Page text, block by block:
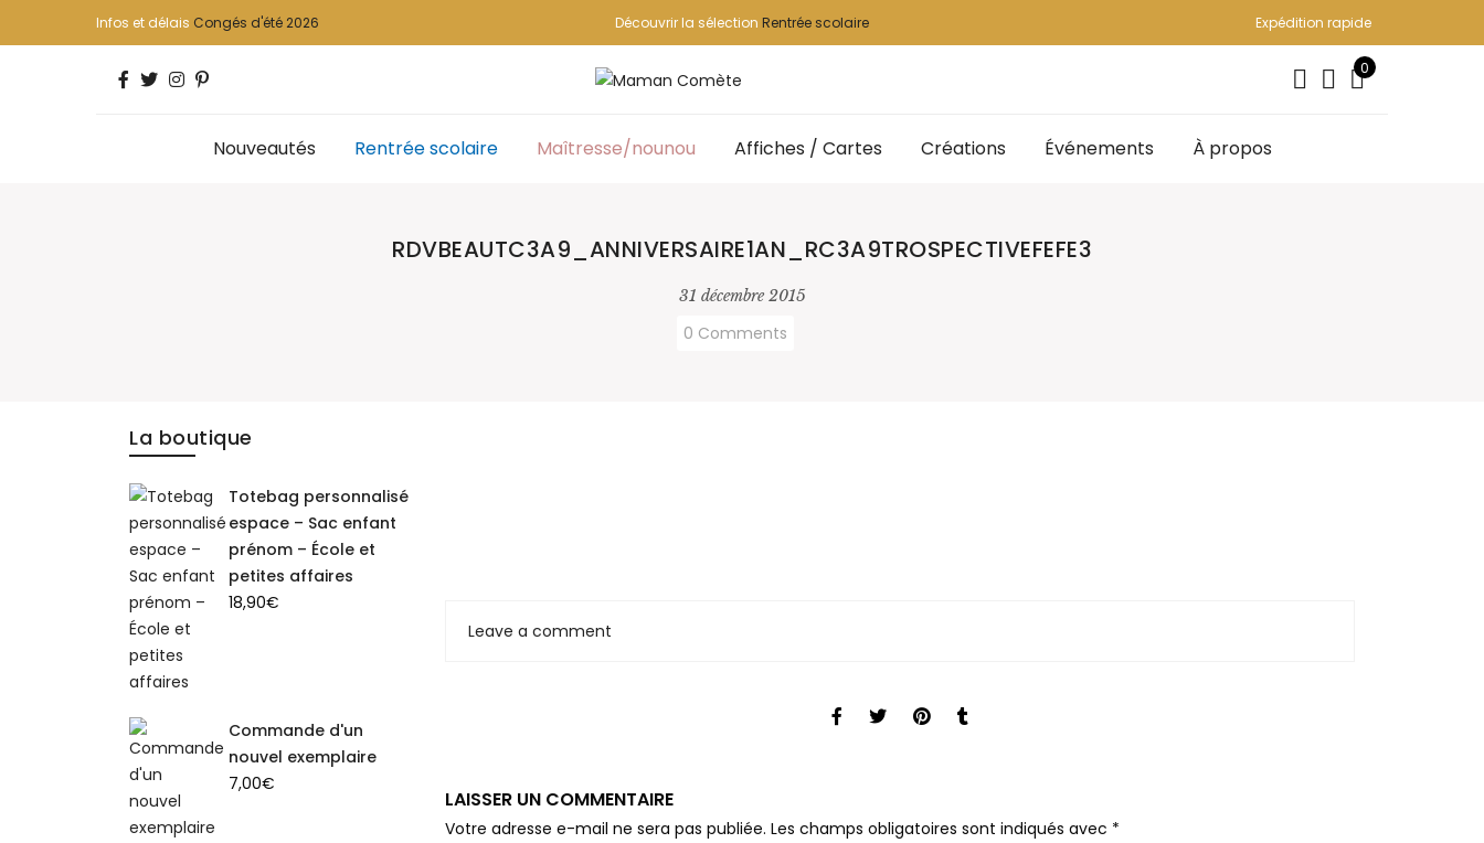
Infos et délais Congés d'été 2026 Découvrir la sélection Rentrée scolaire Expédition rapide
0
Nouveautés Rentrée scolaire Maîtresse/nounou Affiches / Cartes Créations Événements À propos
RDVBEAUTC3A9_ANNIVERSAIRE1AN_RC3A9TROSPECTIVEFEFE3
31 décembre 2015
0 Comments
Leave a comment
LAISSER UN COMMENTAIRE
Votre adresse e-mail ne sera pas publiée. Les champs obligatoires sont indiqués avec *
La boutique
Totebag personnalisé
espace – Sac enfant
prénom – École et
petites affaires
18,90€
Commande d'un
nouvel exemplaire
7,00€